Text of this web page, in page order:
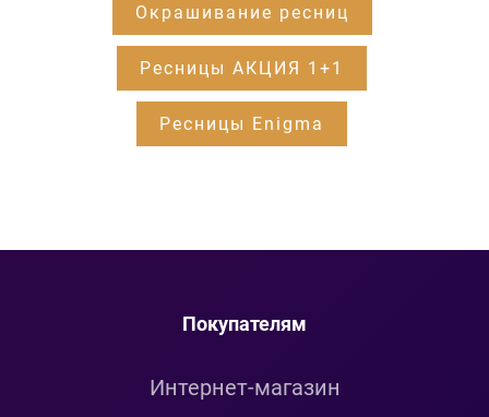
Окрашивание ресниц
Ресницы АКЦИЯ 1+1
Ресницы Enigma
Покупателям
Интернет-магазин